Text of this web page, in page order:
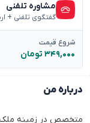
درباره من
متخصص در زمینه ملک
مشاوره تلفنی
گفتگوی تلفنی +
شروع قیمت
۳۴۹,۰۰۰ تومان